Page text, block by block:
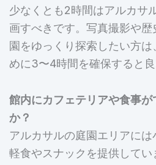
少なくとも2時間はアルカサ
画すべきです。写真撮影や
園をゆっくり探索したい方
めに3〜4時間を確保すると良
館内にカフェテリアや食事
か？
アルカサルの庭園エリアには
軽食やスナックを提供してい